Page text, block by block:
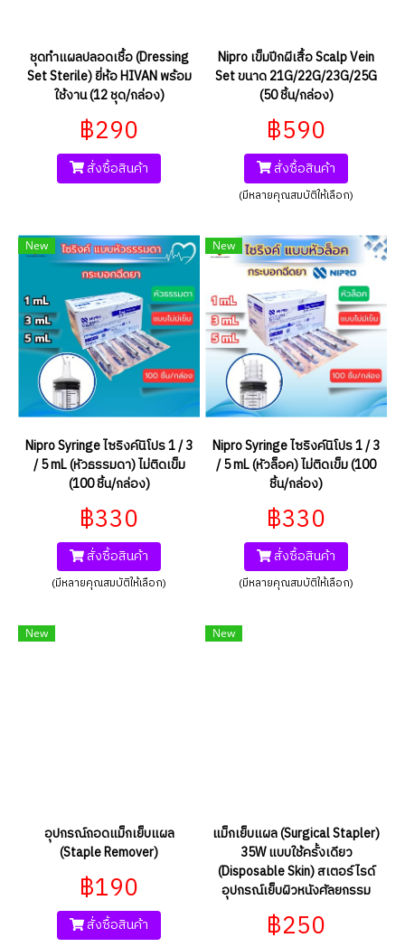
ชุดทำแผลปลอดเชื้อ (Dressing
Set Sterile) ยี่ห้อ HIVAN พร้อม
ใช้งาน (12 ชุด/กล่อง)
฿290
สั่งซื้อสินค้า
Nipro เข็มปีกผีเสื้อ Scalp Vein
Set ขนาด 21G/22G/23G/25G
(50 ชิ้น/กล่อง)
฿590
สั่งซื้อสินค้า
(มีหลายคุณสมบัติให้เลือก)
New
Nipro Syringe ไซริงค์นิโปร 1 / 3
/ 5 mL (หัวธรรมดา) ไม่ติดเข็ม
(100 ชิ้น/กล่อง)
฿330
สั่งซื้อสินค้า
(มีหลายคุณสมบัติให้เลือก)
New
Nipro Syringe ไซริงค์นิโปร 1 / 3
/ 5 mL (หัวล็อค) ไม่ติดเข็ม (100
ชิ้น/กล่อง)
฿330
สั่งซื้อสินค้า
(มีหลายคุณสมบัติให้เลือก)
New
อุปกรณ์ถอดแม็กเย็บแผล
(Staple Remover)
฿190
สั่งซื้อสินค้า
New
แม็กเย็บแผล (Surgical Stapler)
35W แบบใช้ครั้งเดียว
(Disposable Skin) สเตอร์ไรด์
อุปกรณ์เย็บผิวหนังศัลยกรรม
฿250